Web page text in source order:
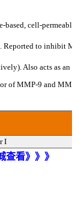
cell-
Reported to inhibit
Also acts as an
of MMP-9 and MMP-
I
看》》》